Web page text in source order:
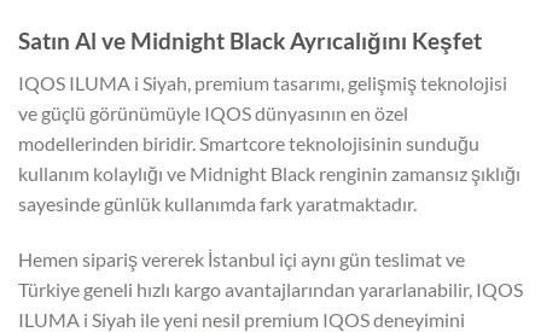
Satın Al ve Midnight Black Ayrıcalığını Keşfet
IQOS ILUMA i Siyah, premium tasarımı, gelişmiş teknolojisi
ve güçlü görünümüyle IQOS dünyasının en özel
modellerinden biridir. Smartcore teknolojisinin sunduğu
kullanım kolaylığı ve Midnight Black renginin zamansız şıklığı
sayesinde günlük kullanımda fark yaratmaktadır.
Hemen sipariş vererek İstanbul içi aynı gün teslimat ve
Türkiye geneli hızlı kargo avantajlarından yararlanabilir, IQOS
ILUMA i Siyah ile yeni nesil premium IQOS deneyimini